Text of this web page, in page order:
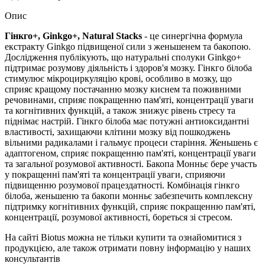
Опис
Гінкго+, Ginkgo+, Natural Stacks - це синергічна формула
екстракту Ginkgo підвищеної сили з женьшенем та бакопою.
Дослідження публікують, що натуральні сполуки Ginkgo+
підтримає розумову діяльність і здоров'я мозку. Гінкго білоба
стимулює мікроциркуляцію крові, особливо в мозку, що
сприяє кращому постачанню мозку киснем та поживними
речовинами, сприяє покращенню пам'яті, концентрації уваги
та когнітивних функцій, а також знижує рівень стресу та
піднімає настрій. Гінкго білоба має потужні антиоксидантні
властивості, захищаючи клітини мозку від пошкоджень
вільними радикалами і гальмує процеси старіння. Женьшень є
адаптогеном, сприяє покращенню пам'яті, концентрації уваги
та загальної розумової активності. Бакопа Монньє бере участь
у покращенні пам'яті та концентрації уваги, сприяючи
підвищенню розумової працездатності. Комбінація гінкго
білоба, женьшеню та бакопи монньє забезпечить комплексну
підтримку когнітивних функцій, сприяє покращенню пам'яті,
концентрації, розумової активності, бореться зі стресом.
На сайті Biotus можна не тільки купити та ознайомитися з
продукцією, але також отримати повну інформацію у наших
консультантів